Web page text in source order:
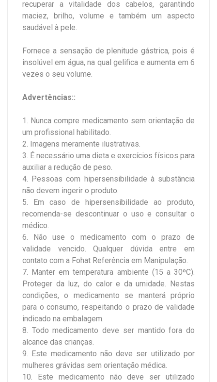
recuperar a vitalidade dos cabelos, garantindo
maciez, brilho, volume e também um aspecto
saudável à pele.
Fornece a sensação de plenitude gástrica, pois é
insolúvel em água, na qual gelifica e aumenta em 6
vezes o seu volume.
Advertências::
1. Nunca compre medicamento sem orientação de
um profissional habilitado.
2. Imagens meramente ilustrativas.
3. É necessário uma dieta e exercícios físicos para
auxiliar a redução de peso.
4. Pessoas com hipersensibilidade à substância
não devem ingerir o produto.
5. Em caso de hipersensibilidade ao produto,
recomenda-se descontinuar o uso e consultar o
médico.
6. Não use o medicamento com o prazo de
validade vencido. Qualquer dúvida entre em
contato com a Fohat Referência em Manipulação.
7. Manter em temperatura ambiente (15 a 30ºC).
Proteger da luz, do calor e da umidade. Nestas
condições, o medicamento se manterá próprio
para o consumo, respeitando o prazo de validade
indicado na embalagem.
8. Todo medicamento deve ser mantido fora do
alcance das crianças.
9. Este medicamento não deve ser utilizado por
mulheres grávidas sem orientação médica.
10. Este medicamento não deve ser utilizado